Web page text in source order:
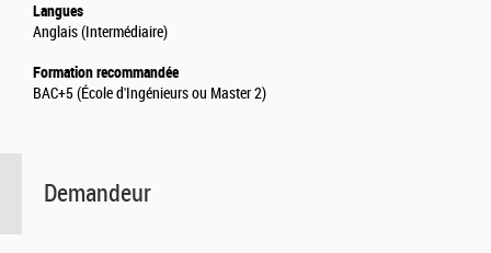
Langues
Anglais (Intermédiaire)
Formation recommandée
BAC+5 (École d'Ingénieurs ou Master 2)
Demandeur